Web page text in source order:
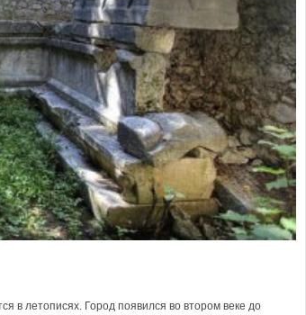
в летописях. Город появился во втором веке до